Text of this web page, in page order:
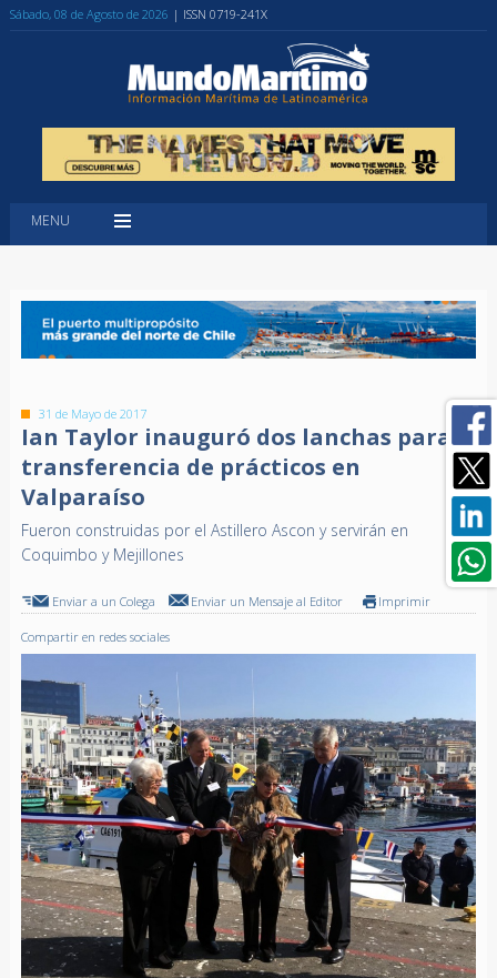
Sábado, 08 de Agosto de 2026 | ISSN 0719-241X
MENU
31 de Mayo de 2017
Ian Taylor inauguró dos lanchas para
transferencia de prácticos en
Valparaíso
Fueron construidas por el Astillero Ascon y servirán en
Coquimbo y Mejillones
Enviar a un Colega Enviar un Mensaje al Editor Imprimir
Compartir en redes sociales